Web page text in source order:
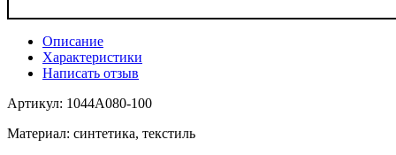
Описание
Характеристики
Написать отзыв
Артикул: 1044A080-100
Материал: синтетика, текстиль